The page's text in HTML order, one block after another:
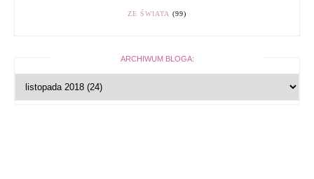
ZE ŚWIATA (99)
ARCHIWUM BLOGA: